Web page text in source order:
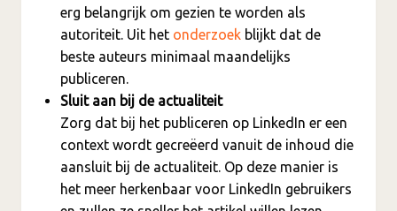
erg belangrijk om gezien te worden als
autoriteit. Uit het onderzoek blijkt dat de
beste auteurs minimaal maandelijks
publiceren.
Sluit aan bij de actualiteit
Zorg dat bij het publiceren op LinkedIn er een
context wordt gecreëerd vanuit de inhoud die
aansluit bij de actualiteit. Op deze manier is
het meer herkenbaar voor LinkedIn gebruikers